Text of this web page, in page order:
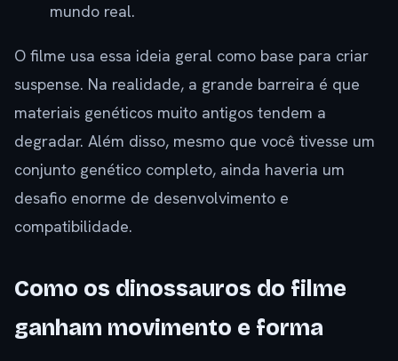
mundo real.
O filme usa essa ideia geral como base para criar
suspense. Na realidade, a grande barreira é que
materiais genéticos muito antigos tendem a
degradar. Além disso, mesmo que você tivesse um
conjunto genético completo, ainda haveria um
desafio enorme de desenvolvimento e
compatibilidade.
Como os dinossauros do filme
ganham movimento e forma